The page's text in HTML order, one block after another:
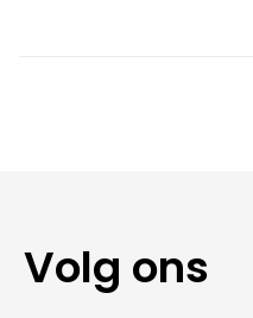
Volg ons